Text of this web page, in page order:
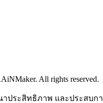
All rights reserved.
าประสิทธิภาพ และประสบก